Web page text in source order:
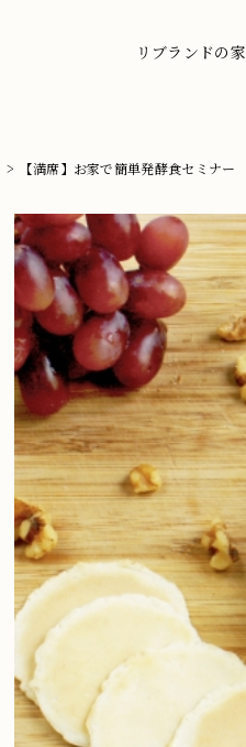
リブランドの家
【満席】お家で簡単発酵食セミナー